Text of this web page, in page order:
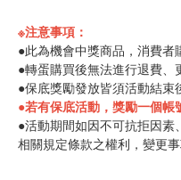
※注意事項：
●此為機會中獎商品，消費
●轉蛋購買後無法進行退費、
●保底獎勵發放皆須活動結束
●若有保底活動，獎勵一個帳
●活動期間如因不可抗拒因
相關規定條款之權利，變更